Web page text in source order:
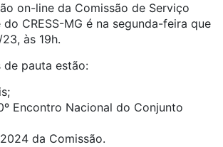
on-line da Comissão de Serviço
do CRESS-MG é na segunda-feira que
às 19h.
pauta estão:
Encontro Nacional do Conjunto
da Comissão.